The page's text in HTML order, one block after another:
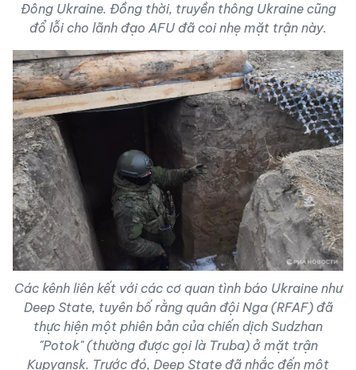
Đông Ukraine. Đồng thời, truyền thông Ukraine cũng
đổ lỗi cho lãnh đạo AFU đã coi nhẹ mặt trận này.
Các kênh liên kết với các cơ quan tình báo Ukraine như
Deep State, tuyên bố rằng quân đội Nga (RFAF) đã
thực hiện một phiên bản của chiến dịch Sudzhan
"Potok" (thường được gọi là Truba) ở mặt trận
Kupyansk. Trước đó, Deep State đã nhắc đến một